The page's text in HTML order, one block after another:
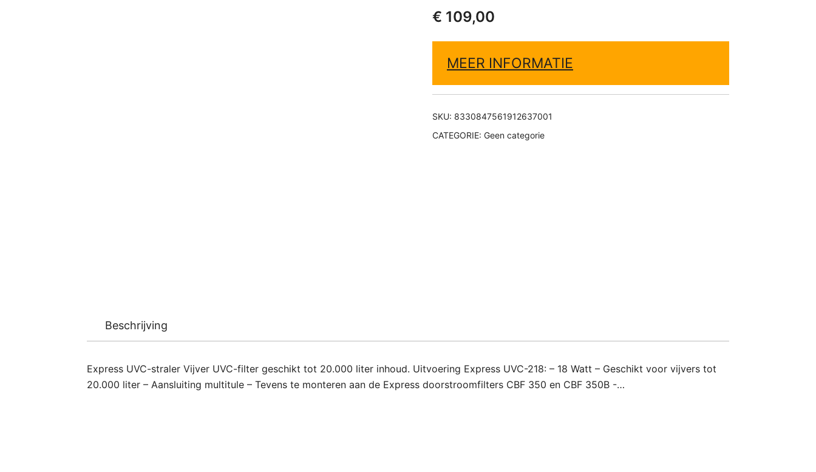
€ 109,00
MEER INFORMATIE
SKU: 8330847561912637001
CATEGORIE: Geen categorie
Beschrijving
Express UVC-straler Vijver UVC-filter geschikt tot 20.000 liter inhoud. Uitvoering Express UVC-218: – 18 Watt – Geschikt voor vijvers tot
20.000 liter – Aansluiting multitule – Tevens te monteren aan de Express doorstroomfilters CBF 350 en CBF 350B -…